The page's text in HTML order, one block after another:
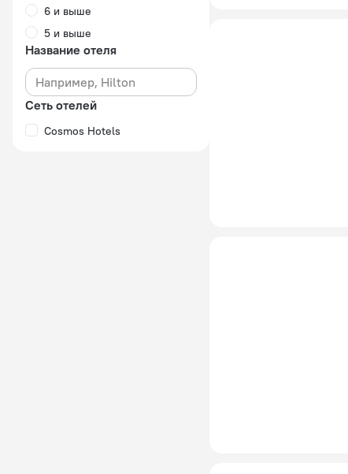
6 и выше
5 и выше
Название отеля
Сеть отелей
Cosmos Hotels